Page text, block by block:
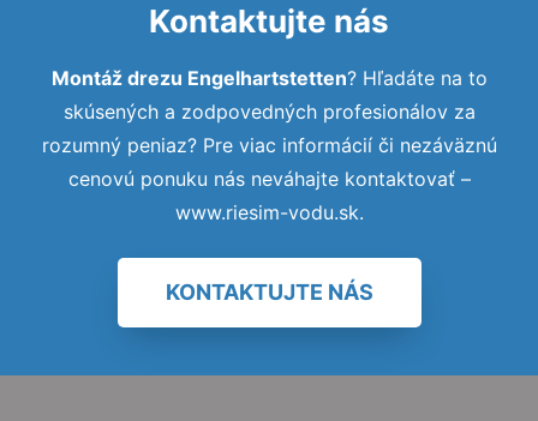
Kontaktujte nás
Montáž drezu Engelhartstetten? Hľadáte na to
skúsených a zodpovedných profesionálov za
rozumný peniaz? Pre viac informácií či nezáväznú
cenovú ponuku nás neváhajte kontaktovať –
www.riesim-vodu.sk.
KONTAKTUJTE NÁS